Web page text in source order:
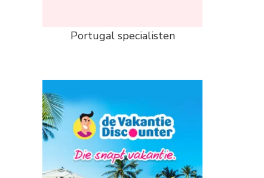
Portugal specialisten